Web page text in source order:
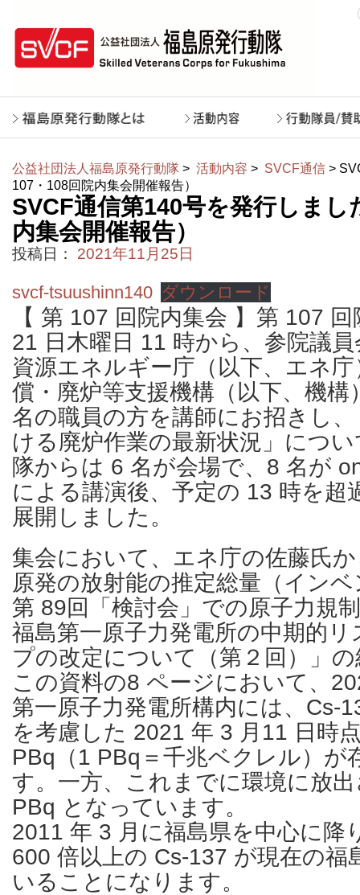
公益社団法人福島原発行動隊 > 活動内容 > SVCF通信 >
107・108回院内集会開催報告）
SVCF通信第140号を発行しまし
内集会開催報告）
投稿日： 2021年11月25日
svcf-tsuushinn140 ダウンロード
【 第 107 回院内集会 】第 107
21 日木曜日 11 時から、参院議
資源エネルギー庁（以下、エネ
償・廃炉等支援機構（以下、機構
名の職員の方を講師にお招きし
ける廃炉作業の最新状況」につ
隊からは 6 名が会場で、8 名が
による講演後、予定の 13 時を超
展開しました。
集会において、エネ庁の佐藤氏
原発の放射能の推定総量（イン
第 89回「検討会」での原子力規
福島第一原子力発電所の中期的
プの改定について（第２回）」
この資料の8 ページにおいて、
第一原子力発電所構内には、Cs-
を考慮した 2021 年 3 月11 日時
PBq（1 PBq＝千兆ベクレル）が
す。一方、これまでに環境に放
PBq となっています。
2011 年 3 月に福島県を中心に降
600 倍以上の Cs-137 が現在の福
いることになります。